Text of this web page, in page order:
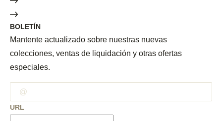
BOLETÍN
Mantente actualizado sobre nuestras nuevas
colecciones, ventas de liquidación y otras ofertas
especiales.
URL